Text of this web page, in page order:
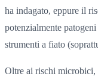
ha indagato, eppure il
potenzialmente
strumenti a fiato
Oltre ai rischi microbici,